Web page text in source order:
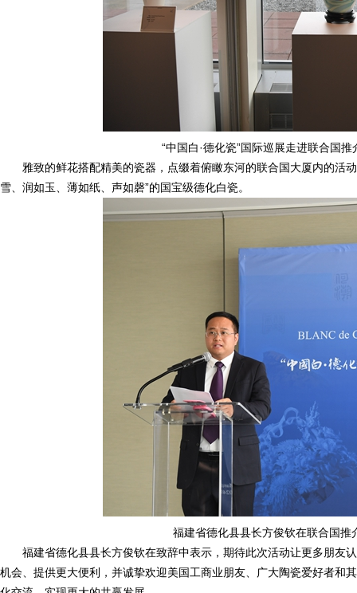
“中国白·德化瓷”国际巡展走进联合国
雅致的鲜花搭配精美的瓷器，点缀着俯瞰东河的联合国大厦内的活
雪、润如玉、薄如纸、声如磬”的国宝级德化白瓷。
福建省德化县县长方俊钦在联合国
福建省德化县县长方俊钦在致辞中表示，期待此次活动让更多朋友
机会、提供更大便利，并诚挚欢迎美国工商业朋友、广大陶瓷爱好者和